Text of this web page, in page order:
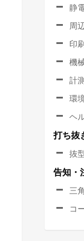
静
周
印
機
計
環
ヘ
打ち抜
抜
告知・
三
コ